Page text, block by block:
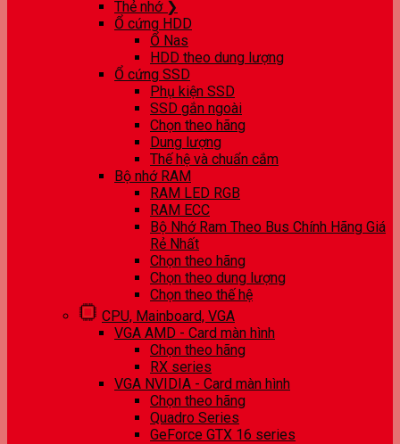
Thẻ nhớ ❯
Ổ cứng HDD
Ổ Nas
HDD theo dung lượng
Ổ cứng SSD
Phụ kiện SSD
SSD gắn ngoài
Chọn theo hãng
Dung lượng
Thế hệ và chuẩn cắm
Bộ nhớ RAM
RAM LED RGB
RAM ECC
Bộ Nhớ Ram Theo Bus Chính Hãng Giá
Rẻ Nhất
Chọn theo hãng
Chọn theo dung lượng
Chọn theo thế hệ
CPU, Mainboard, VGA
VGA AMD - Card màn hình
Chọn theo hãng
RX series
VGA NVIDIA - Card màn hình
Chọn theo hãng
Quadro Series
GeForce GTX 16 series